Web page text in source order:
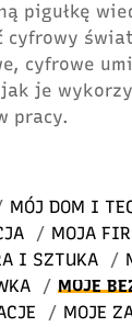
pigułkę
cyfrowy
cyfrowe
je
pracy.
MÓJ DOM I
/ MOJA
I SZTUKA
/
/ MOJE
/ MOJE